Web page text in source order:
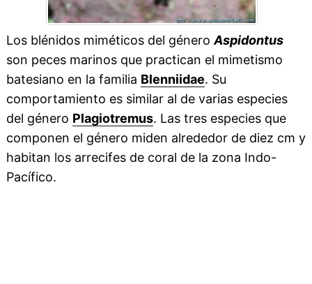
Los blénidos miméticos del género Aspidontus
son peces marinos que practican el mimetismo
batesiano en la familia Blenniidae. Su
comportamiento es similar al de varias especies
del género Plagiotremus. Las tres especies que
componen el género miden alrededor de diez cm y
habitan los arrecifes de coral de la zona Indo-
Pacífico.